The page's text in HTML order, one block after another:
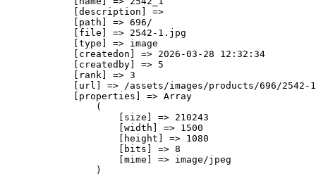
            [description] =>
            [path] => 696/
            [file] => 2542-1.jpg
            [type] => image
            [createdon] => 2026-03-28 12:32:34
            [createdby] => 5
            [rank] => 3
[url] => /assets/images/products/696/2542-
            [properties] => Array
                (
                    [size] => 210243
                    [width] => 1500
                    [height] => 1080
                    [bits] => 8
                    [mime] => image/jpeg
                )